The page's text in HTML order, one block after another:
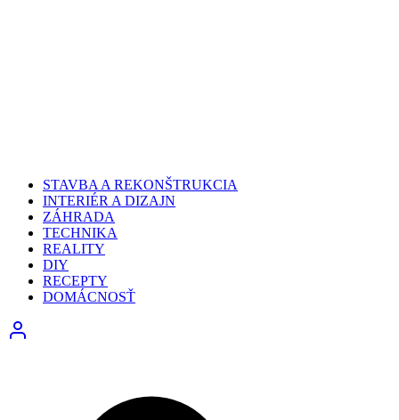
STAVBA A REKONŠTRUKCIA
INTERIÉR A DIZAJN
ZÁHRADA
TECHNIKA
REALITY
DIY
RECEPTY
DOMÁCNOSŤ